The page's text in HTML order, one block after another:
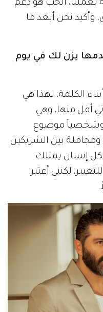
بعملنا، الحب هو دعم
وأكيد نحن أبعد ما
يزن لك في يوم
الكلمة، لهذا هي
أقل منها، وهي
وشخصياً موضوع
بين الشريكين
إنسان يمتلك
لكنني أعتبر